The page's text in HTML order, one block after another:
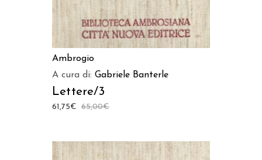
Ambrogio
A cura di: Gabriele Banterle
Lettere/3
65,00€
61,75€